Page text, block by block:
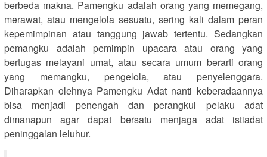
berbeda makna. Pamengku adalah orang yang memegang,
merawat, atau mengelola sesuatu, sering kali dalam peran
kepemimpinan atau tanggung jawab tertentu. Sedangkan
pemangku adalah pemimpin upacara atau orang yang
bertugas melayani umat, atau secara umum berarti orang
yang memangku, pengelola, atau penyelenggara.
Diharapkan olehnya Pamengku Adat nanti keberadaannya
bisa menjadi penengah dan perangkul pelaku adat
dimanapun agar dapat bersatu menjaga adat istiadat
peninggalan leluhur.